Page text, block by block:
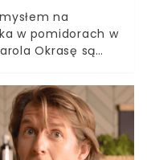
na
w pomidorach w
Okrasę są